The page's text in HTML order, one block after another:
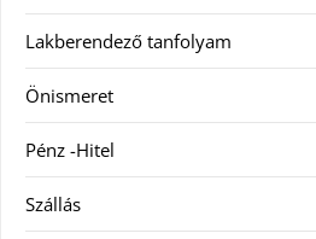
Lakberendező tanfolyam
Önismeret
Pénz -Hitel
Szállás